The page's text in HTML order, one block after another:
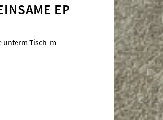
EP
unterm Tisch im